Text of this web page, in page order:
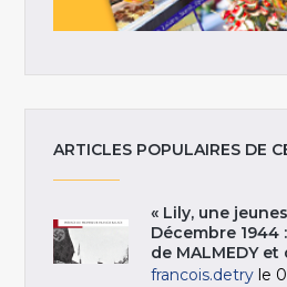
ARTICLES POPULAIRES DE
« Lily, une
Décembre 1944
de MALMEDY et
francois.detry le